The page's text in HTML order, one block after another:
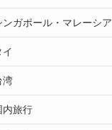
ガポール・マレーシア
旅行